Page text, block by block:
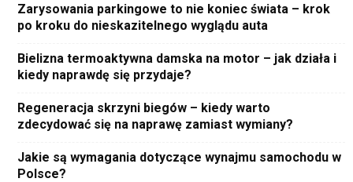
Zarysowania parkingowe to nie koniec świata – krok
po kroku do nieskazitelnego wyglądu auta
Bielizna termoaktywna damska na motor – jak działa i
kiedy naprawdę się przydaje?
Regeneracja skrzyni biegów – kiedy warto
zdecydować się na naprawę zamiast wymiany?
Jakie są wymagania dotyczące wynajmu samochodu w
Polsce?